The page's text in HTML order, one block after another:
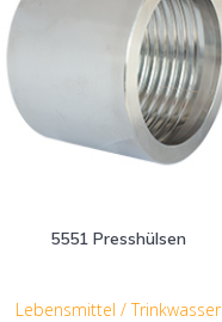
5551 Presshülsen
Lebensmittel / Trinkwasser